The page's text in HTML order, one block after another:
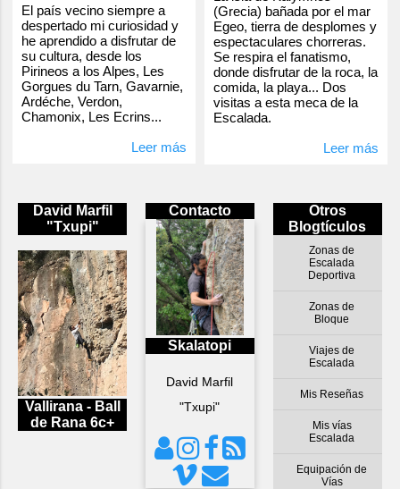
El país vecino siempre a
despertado mi curiosidad y
he aprendido a disfrutar de
su cultura, desde los
Pirineos a los Alpes, Les
Gorgues du Tarn, Gavarnie,
Ardéche, Verdon,
Chamonix, Les Ecrins...
Leer más
(Grecia) bañada por el mar
Egeo, tierra de desplomes y
espectaculares chorreras.
Se respira el fanatismo,
donde disfrutar de la roca, la
comida, la playa... Dos
visitas a esta meca de la
Escalada.
Leer más
Otros
Blogtículos
Zonas de
Escalada
Deportiva
Zonas de
Bloque
Viajes de
Escalada
Mis Reseñas
Mis vías
Escalada
Equipación de
Vías
David Marfil
"Txupi"
Vallirana - Ball
de Rana 6c+
Contacto
Skalatopi
David Marfil
"Txupi"